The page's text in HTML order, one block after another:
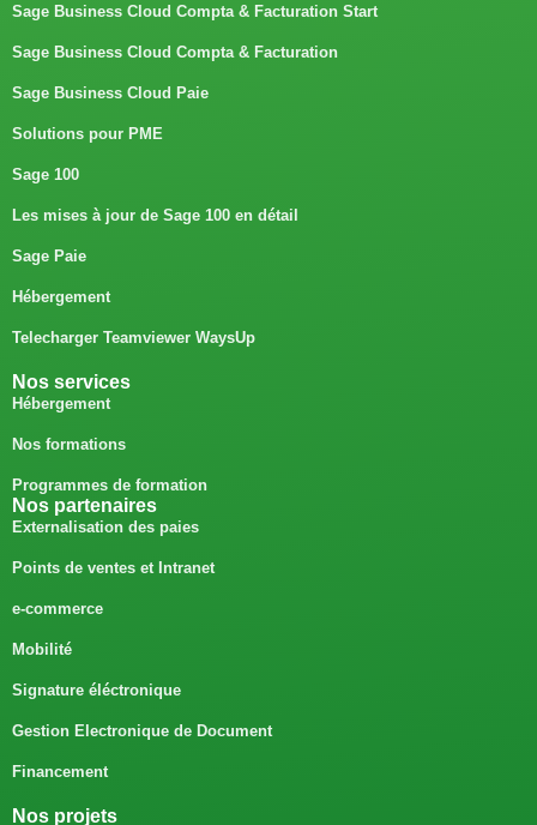
Sage Business Cloud Compta & Facturation Start
Sage Business Cloud Compta & Facturation
Sage Business Cloud Paie
Solutions pour PME
Sage 100
Les mises à jour de Sage 100 en détail
Sage Paie
Hébergement
Telecharger Teamviewer WaysUp
Nos services
Hébergement
Nos formations
Programmes de formation
Nos partenaires
Externalisation des paies
Points de ventes et Intranet
e-commerce
Mobilité
Signature éléctronique
Gestion Electronique de Document
Financement
Nos projets